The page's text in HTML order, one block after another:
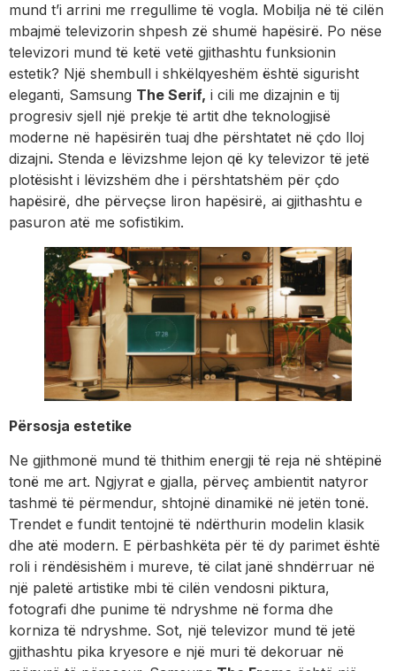
mund t’i arrini me rregullime të vogla. Mobilja në të cilën
mbajmë televizorin shpesh zë shumë hapësirë. Po nëse
televizori mund të ketë vetë gjithashtu funksionin
estetik? Një shembull i shkëlqyeshëm është sigurisht
eleganti, Samsung The Serif, i cili me dizajnin e tij
progresiv sjell një prekje të artit dhe teknologjisë
moderne në hapësirën tuaj dhe përshtatet në çdo lloj
dizajni. Stenda e lëvizshme lejon që ky televizor të jetë
plotësisht i lëvizshëm dhe i përshtatshëm për çdo
hapësirë, dhe përveçse liron hapësirë, ai gjithashtu e
pasuron atë me sofistikim.
Përsosja estetike
Ne gjithmonë mund të thithim energji të reja në shtëpinë
tonë me art. Ngjyrat e gjalla, përveç ambientit natyror
tashmë të përmendur, shtojnë dinamikë në jetën tonë.
Trendet e fundit tentojnë të ndërthurin modelin klasik
dhe atë modern. E përbashkëta për të dy parimet është
roli i rëndësishëm i mureve, të cilat janë shndërruar në
një paletë artistike mbi të cilën vendosni piktura,
fotografi dhe punime të ndryshme në forma dhe
korniza të ndryshme. Sot, një televizor mund të jetë
gjithashtu pika kryesore e një muri të dekoruar në